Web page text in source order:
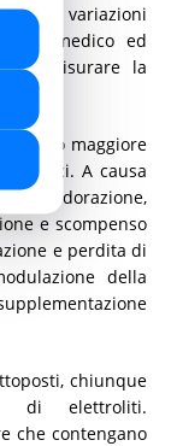
variazioni
medico ed
di misurare la
maggiore
A causa
sudorazione,
e scompenso
e perdita di
della
chiunque
di elettroliti.
che contengano